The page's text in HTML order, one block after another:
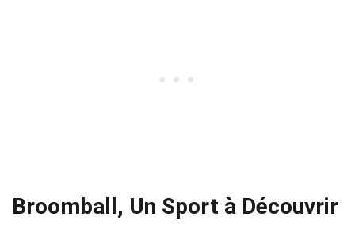
Broomball, Un Sport à Découvrir